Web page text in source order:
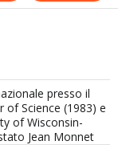
presso il
of Science (1983) e
of Wisconsin-
Jean Monnet